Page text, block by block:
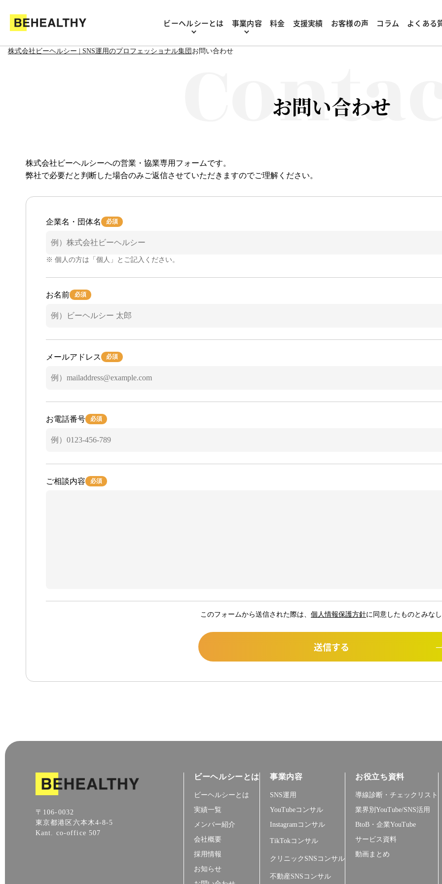
ビーヘルシーとは 事業内容 料金 支援実績 お客様の声 コラム よくある
株式会社ビーヘルシー | SNS運用のプロフェッショナル集団 お問い合わせ
お問い合わせ
株式会社ビーヘルシーへの営業・協業専用フォームです。
弊社で必要だと判断した場合のみご返信させていただきますのでご理解ください。
企業名・団体名 必須
※ 個人の方は「個人」とご記入ください。
お名前 必須
メールアドレス 必須
お電話番号 必須
ご相談内容 必須
このフォームから送信された際は、 個人情報保護方針に同意したものとみな
〒106-0032
東京都港区六本木4-8-5
Kant. co-office 507
ビーヘルシーとは
ビーヘルシーとは
実績一覧
メンバー紹介
会社概要
採用情報
お知らせ
事業内容
SNS運用
YouTubeコンサル
Instagramコンサル
TikTokコンサル
クリニックSNSコンサル
不動産SNSコンサル
お役立ち資料
導線診断・チェックリスト
業界別YouTube/SNS活用
BtoB・企業YouTube
サービス資料
動画まとめ